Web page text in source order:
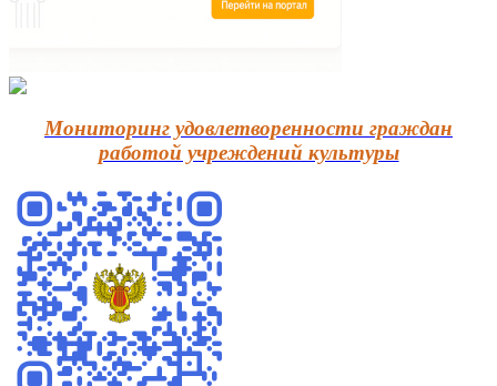
Мониторинг удовлетворенности граждан
работой учреждений культуры